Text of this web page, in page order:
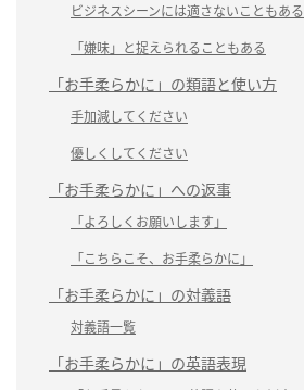
ビジネスシーンには適さないこともある
「嫌味」と捉えられることもある
「お手柔らかに」の類語と使い方
手加減してください
優しくしてください
「お手柔らかに」への返事
「よろしくお願いします」
「こちらこそ、お手柔らかに」
「お手柔らかに」の対義語
対義語一覧
「お手柔らかに」の英語表現